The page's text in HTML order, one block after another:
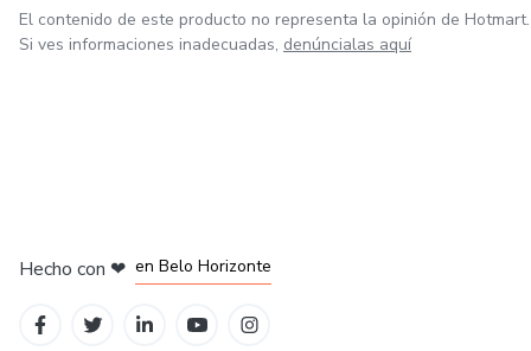
El contenido de este producto no representa la opinión de Hotmart.
Si ves informaciones inadecuadas, denúncialas aquí
Hecho con ❤ en Belo Horizonte